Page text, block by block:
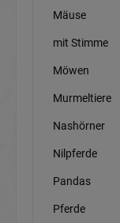
Mäuse
mit Stimme
Möwen
Murmeltiere
Nashörner
Nilpferde
Pandas
Pferde